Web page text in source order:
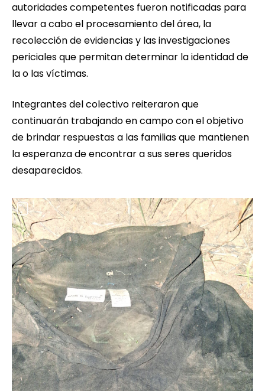
autoridades competentes fueron notificadas para
llevar a cabo el procesamiento del área, la
recolección de evidencias y las investigaciones
periciales que permitan determinar la identidad de
la o las víctimas.
Integrantes del colectivo reiteraron que
continuarán trabajando en campo con el objetivo
de brindar respuestas a las familias que mantienen
la esperanza de encontrar a sus seres queridos
desaparecidos.